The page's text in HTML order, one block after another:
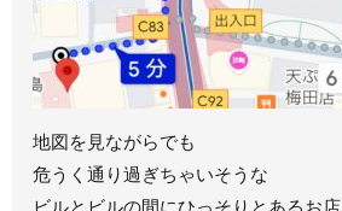
地図を見ながらでも
危うく通り過ぎちゃいそうな